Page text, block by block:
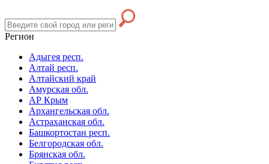
Регион
Адыгея респ.
Алтай респ.
Алтайский край
Амурская обл.
АР Крым
Архангельская обл.
Астраханская обл.
Башкортостан респ.
Белгородская обл.
Брянская обл.